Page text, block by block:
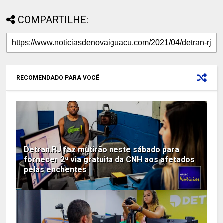
COMPARTILHE:
RECOMENDADO PARA VOCÊ
Detran.RJ faz mutirão neste sábado para
fornecer 2ª via gratuita da CNH aos afetados
pelas enchentes